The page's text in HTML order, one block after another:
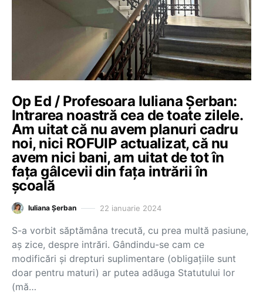
Op Ed / Profesoara Iuliana Șerban:
Intrarea noastră cea de toate zilele.
Am uitat că nu avem planuri cadru
noi, nici ROFUIP actualizat, că nu
avem nici bani, am uitat de tot în
fața gâlcevii din fața intrării în
școală
Iuliana Șerban 22 ianuarie 2024
S-a vorbit săptămâna trecută, cu prea multă pasiune,
aș zice, despre intrări. Gândindu-se cam ce
modificări și drepturi suplimentare (obligațiile sunt
doar pentru maturi) ar putea adăuga Statutului lor
(mă…